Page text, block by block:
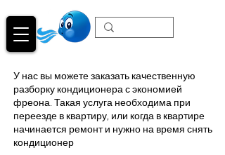
У нас вы можете заказать качественную
разборку кондиционера с экономией
фреона. Такая услуга необходима при
переезде в квартиру, или когда в квартире
начинается ремонт и нужно на время снять
кондиционер